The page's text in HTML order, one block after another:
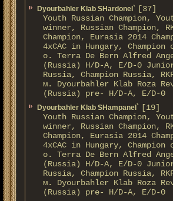
Dyourbahler Klab SHardonel` [37]
Youth Russian Champion,
winner, Russian Champion,
Champion, Eurasia 2014
4xCAC in Hungary,
о. Terra De Bern Alfred
(Russia) H/D-A, E/D-0 Junior
Russia, Champion Russia,
м. Dyourbahler Klab Roza
(Russia) pre- H/D-A, E/D-0
Dyourbahler Klab SHampanel` [19]
Youth Russian Champion,
winner, Russian Champion,
Champion, Eurasia 2014
4xCAC in Hungary,
о. Terra De Bern Alfred
(Russia) H/D-A, E/D-0 Junior
Russia, Champion Russia,
м. Dyourbahler Klab Roza
(Russia) pre- H/D-A, E/D-0